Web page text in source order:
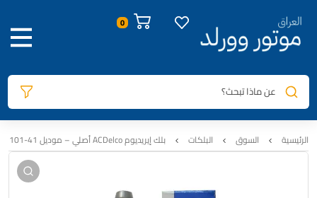
0
عن ماذا تبحث؟
الرئيسية السوق البلكات بلك إيريديوم ACDelco أصلي – موديل 41-101 (رقم القطعة 12568387) سيت اربع قطع
صور المنتج معلومات المنتج الوصف المراجعات